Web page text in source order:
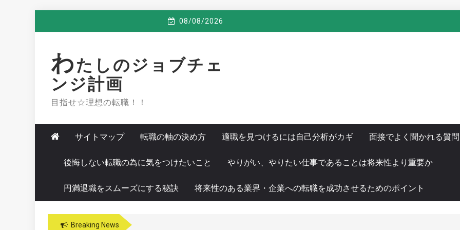
08/08/2026
わたしのジョブチェ
ンジ計画
目指せ☆理想の転職！！
サイトマップ 転職の軸の決め方 適職を見つけるには自己分析がカギ 面接でよく聞かれる質
後悔しない転職の為に気をつけたいこと やりがい、やりたい仕事であることは将来性より重要か
円満退職をスムーズにする秘訣 将来性のある業界・企業への転職を成功させるためのポイント
Breaking News